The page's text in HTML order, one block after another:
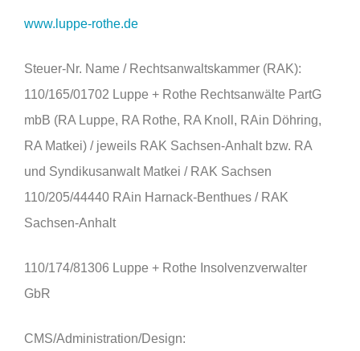
www.luppe-rothe.de
Steuer-Nr. Name / Rechtsanwaltskammer (RAK):
110/165/01702 Luppe + Rothe Rechtsanwälte PartG
mbB (RA Luppe, RA Rothe, RA Knoll, RAin Döhring,
RA Matkei) / jeweils RAK Sachsen-Anhalt bzw. RA
und Syndikusanwalt Matkei / RAK Sachsen
110/205/44440 RAin Harnack-Benthues / RAK
Sachsen-Anhalt
110/174/81306 Luppe + Rothe Insolvenzverwalter
GbR
CMS/Administration/Design: